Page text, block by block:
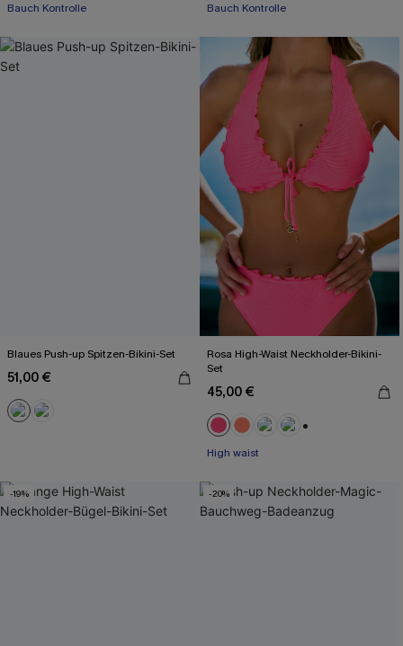
Bauch Kontrolle Bauch Kontrolle
Blaues Push-up Spitzen-Bikini-Set
51,00 €
Rosa High-Waist Neckholder-Bikini-
Set
45,00 €
High waist
-19% -20%